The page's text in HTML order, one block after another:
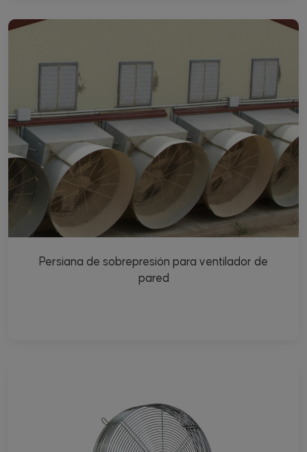
Persiana de sobrepresión para ventilador de
pared